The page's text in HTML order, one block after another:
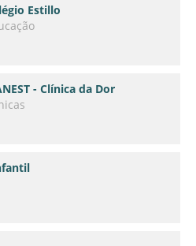
Estillo
- Clínica da Dor